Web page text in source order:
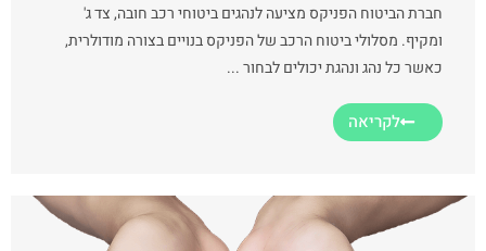
חברת הביטוח הפניקס מציעה לנהגים ביטוחי רכב חובה, צד ג'
ומקיף. מסלולי ביטוח הרכב של הפניקס בנויים בצורה מודולרית,
כאשר כל נהג ונהגת יכולים לבחור ...
לקריאה